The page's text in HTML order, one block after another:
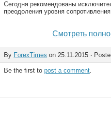
Сегодня рекомендованы
преодоления уровня
Смотреть
By ForexTimes on 25.11.2015 ·
Be the first to post a comment.